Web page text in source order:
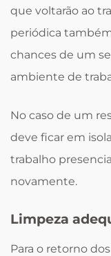
que voltarão ao
periódica
chances de um
ambiente de
No caso de um
deve ficar em
trabalho
novamente.
Limpeza
Para o retorno